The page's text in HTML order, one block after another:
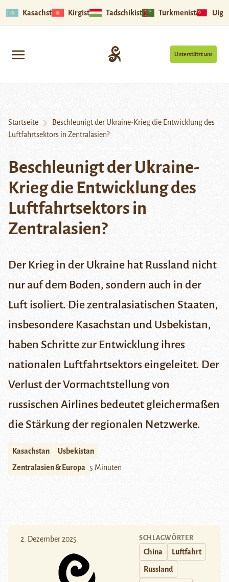
Kasachstan Kirgistan Tadschikistan Turkmenistan
Unterstützt uns
Startseite
Beschleunigt der Ukraine-Krieg die Entwicklung des
Luftfahrtsektors in Zentralasien?
Beschleunigt der Ukraine-
Krieg die Entwicklung des
Luftfahrtsektors in
Zentralasien?
Der Krieg in der Ukraine hat Russland nicht
nur auf dem Boden, sondern auch in der
Luft isoliert. Die zentralasiatischen Staaten,
insbesondere Kasachstan und Usbekistan,
haben Schritte zur Entwicklung ihres
nationalen Luftfahrtsektors eingeleitet. Der
Verlust der Vormachtstellung von
russischen Airlines bedeutet gleichermaßen
die Stärkung der regionalen Netzwerke.
Kasachstan
Usbekistan
Zentralasien & Europa 5 Minuten
2. Dezember 2025 SCHLAGWÖRTER
China Luftfahrt
Russland